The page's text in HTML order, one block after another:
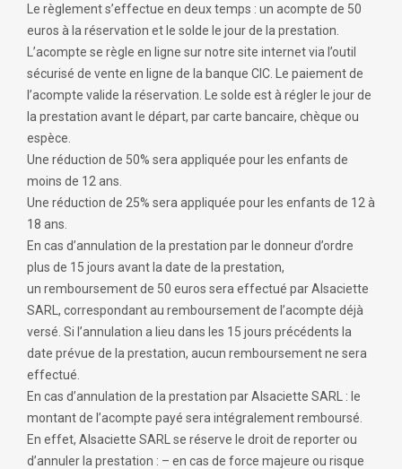
Le règlement s’effectue en deux temps : un acompte de 50
euros à la réservation et le solde le jour de la prestation.
L’acompte se règle en ligne sur notre site internet via l’outil
sécurisé de vente en ligne de la banque CIC. Le paiement de
l’acompte valide la réservation. Le solde est à régler le jour de
la prestation avant le départ, par carte bancaire, chèque ou
espèce.
Une réduction de 50% sera appliquée pour les enfants de
moins de 12 ans.
Une réduction de 25% sera appliquée pour les enfants de 12 à
18 ans.
En cas d’annulation de la prestation par le donneur d’ordre
plus de 15 jours avant la date de la prestation,
un remboursement de 50 euros sera effectué par Alsaciette
SARL, correspondant au remboursement de l’acompte déjà
versé. Si l’annulation a lieu dans les 15 jours précédents la
date prévue de la prestation, aucun remboursement ne sera
effectué.
En cas d’annulation de la prestation par Alsaciette SARL : le
montant de l’acompte payé sera intégralement remboursé.
En effet, Alsaciette SARL se réserve le droit de reporter ou
d’annuler la prestation : – en cas de force majeure ou risque